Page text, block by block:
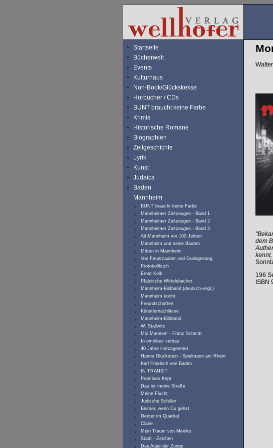
Startseite
Bücherwelt
Events
Kulturhaus
Non-Book/Glückskekse
Hörbücher / CDs
BUNT braucht keine Farbe
Krimis
Historische Romane
Biographien
Zeitgeschichte
Lyrik
Kunst
Judaica
Baden
Mannheim
BUNT braucht keine Farbe
Mannheimer Zeitzeugen - Band 1
Mannheimer Zeitzeugen - Band 2
Mannheimer Zeitzeugen - Band 3
Alt-Mannheim vor 100 Jahren
Mannheim und seine Bauten
Mitten in Mannheim
Von Feuerzauber und Gralsgesang
Protokollbuch
Ernst Kolb
Pfälzische Wittelsbacher
Mannheim-Bildband (deutsch-engl.)
Mannheim kocht
Freundschaften
Künstlernachlässe
Mannheim-Bildband
W. Stallwitz
Moi Mannem - Franz Schmitt
In omnibus veritas
40 Jahre Herzogenried
Hanns Glückstein - Spielmann am Rhein
Karl Friedrich von Baden
IN TRANSIT
Promises Kept
Das ist meine Straße
Meine Flucht
Jüdische Schüler
Besser, wenn Du gehst
Dexter im Quadrat
Claire
Mein Traum von Mexiko
Stadt - Zeichen
Das Auge der Zunge
dem
196
ISBN